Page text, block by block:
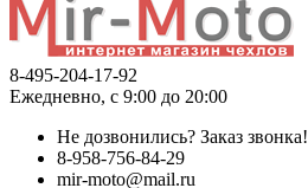
8-495-204-17-92
Ежедневно, с 9:00 до 20:00
Не дозвонились? Заказ звонка!
8-958-756-84-29
mir-moto@mail.ru